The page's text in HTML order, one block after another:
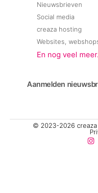
Nieuwsbrieven
Social media
creaza hosting
Websites,
En nog veel
Aanmelden
© 2023-2026 creaza